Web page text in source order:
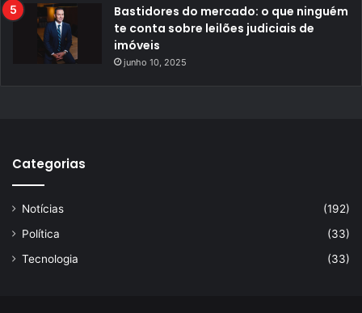
Bastidores do mercado: o que ninguém
te conta sobre leilões judiciais de
imóveis
junho 10, 2025
Categorias
Notícias
(192)
Política
(33)
Tecnologia
(33)